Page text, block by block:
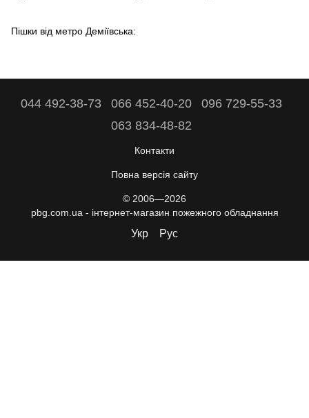
Пішки від метро Деміївська:
044 492-38-73 066 452-40-20
096 729-55-33
063 834-48-82
Контакти
Повна версія сайту
© 2006—2026
pbg.com.ua - інтернет-магазин пожежного обладнання
Укр Рус